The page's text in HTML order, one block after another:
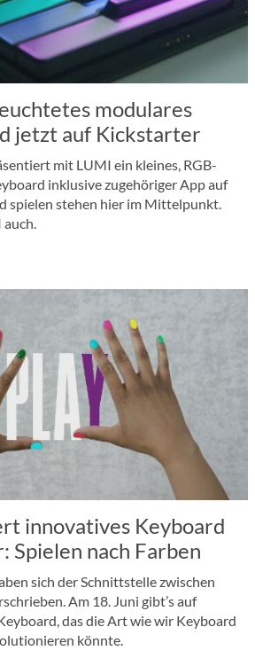
modulares
jetzt auf Kickstarter
mit LUMI ein kleines, RGB-
inklusive zugehöriger App auf
spielen stehen hier im Mittelpunkt.
innovatives Keyboard
Spielen nach Farben
sich der Schnittstelle zwischen
Am 18. Juni gibt’s auf
das die Art wie wir Keyboard
könnte.